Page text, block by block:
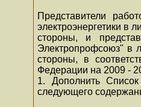
Представители
электроэнергетики в
стороны, и
Электропрофсоюз" в
стороны, в
Федерации на 2009 -
1. Дополнить
следующего